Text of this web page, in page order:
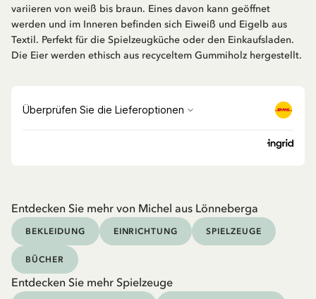
variieren von weiß bis braun. Eines davon kann geöffnet
werden und im Inneren befinden sich Eiweiß und Eigelb aus
Textil. Perfekt für die Spielzeugküche oder den Einkaufsladen.
Die Eier werden ethisch aus recyceltem Gummiholz hergestellt.
Entdecken Sie mehr von Michel aus Lönneberga
BEKLEIDUNG EINRICHTUNG SPIELZEUGE
BÜCHER
Entdecken Sie mehr Spielzeuge